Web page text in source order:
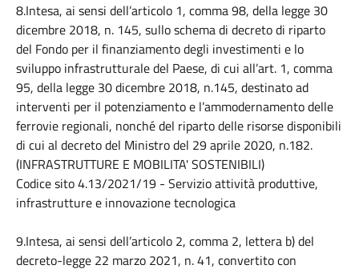
8.Intesa, ai sensi dell’articolo 1, comma 98, della legge 30
dicembre 2018, n. 145, sullo schema di decreto di riparto
del Fondo per il finanziamento degli investimenti e lo
sviluppo infrastrutturale del Paese, di cui all’art. 1, comma
95, della legge 30 dicembre 2018, n.145, destinato ad
interventi per il potenziamento e l’ammodernamento delle
ferrovie regionali, nonché del riparto delle risorse disponibili
di cui al decreto del Ministro del 29 aprile 2020, n.182.
(INFRASTRUTTURE E MOBILITA' SOSTENIBILI)
Codice sito 4.13/2021/19 - Servizio attività produttive,
infrastrutture e innovazione tecnologica
9.Intesa, ai sensi dell’articolo 2, comma 2, lettera b) del
decreto-legge 22 marzo 2021, n. 41, convertito con